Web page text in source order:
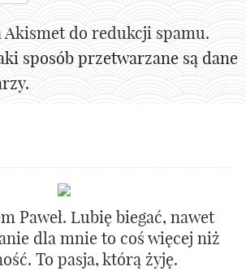
Akismet do redukcji spamu.
sposób przetwarzane są dane
Paweł. Lubię biegać, nawet
dla mnie to coś więcej niż
To pasja, którą żyję.